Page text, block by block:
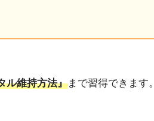
ル維持方法』まで習得できます。